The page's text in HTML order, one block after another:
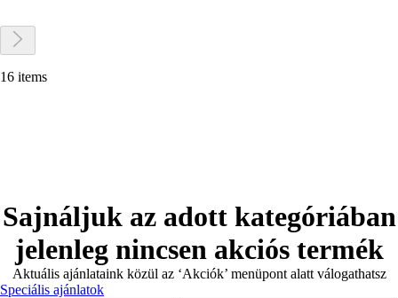
16 items
Sajnáljuk az adott kategóriában
jelenleg nincsen akciós termék
Aktuális ajánlataink közül az ‘Akciók’ menüpont alatt válogathatsz
Speciális ajánlatok